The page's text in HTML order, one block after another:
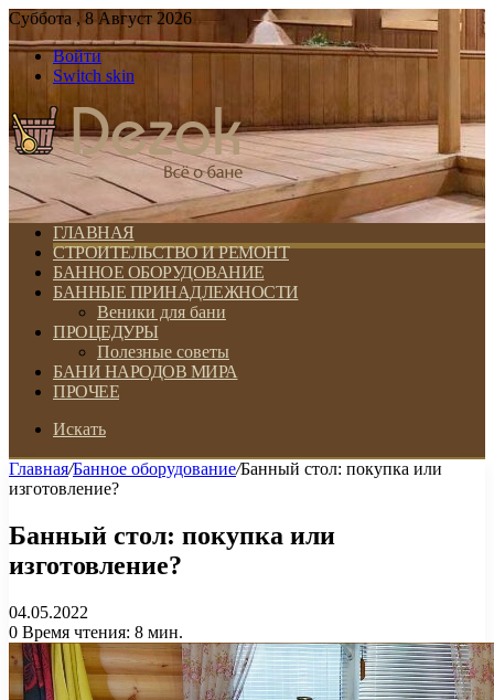
Суббота , 8 Август 2026
Войти
Switch skin
ГЛАВНАЯ
СТРОИТЕЛЬСТВО И РЕМОНТ
БАННОЕ ОБОРУДОВАНИЕ
БАННЫЕ ПРИНАДЛЕЖНОСТИ
Веники для бани
ПРОЦЕДУРЫ
Полезные советы
БАНИ НАРОДОВ МИРА
ПРОЧЕЕ
Искать
Главная/Банное оборудование/Банный стол: покупка или
изготовление?
Банный стол: покупка или
изготовление?
04.05.2022
0 Время чтения: 8 мин.